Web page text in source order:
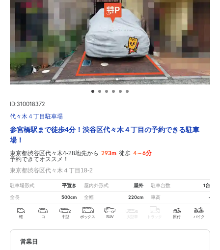
ID:310018372
代々木４丁目駐車場
参宮橋駅まで徒歩4分！渋谷区代々木４丁目の予約できる駐車
場！
東京都渋谷区代々木4-28地先から 293m 徒歩 4～6分
予約できてオススメ！
東京都渋谷区代々木４丁目18-2
駐車場形式 平置き 屋内外形式 屋外 駐車台数 1台
全長 500cm 全幅 220cm 車高 -
軽 コ 中型 ボックス SUV 大型車 トラック 原付 バイク
営業日